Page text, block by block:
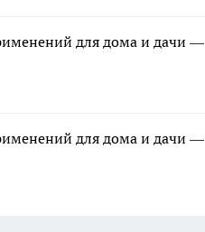
для дома и дачи —
для дома и дачи —